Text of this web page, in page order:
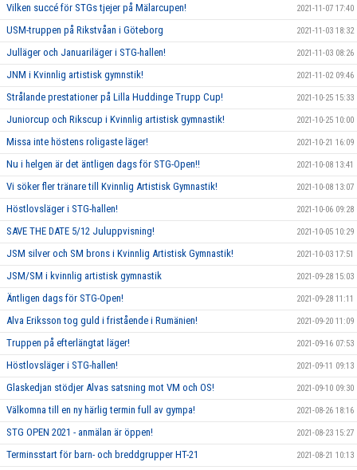
Vilken succé för STGs tjejer på Mälarcupen! 2021-11-07 17:40
USM-truppen på Rikstvåan i Göteborg 2021-11-03 18:32
Julläger och Januariläger i STG-hallen! 2021-11-03 08:26
JNM i Kvinnlig artistisk gymnstik! 2021-11-02 09:46
Strålande prestationer på Lilla Huddinge Trupp Cup! 2021-10-25 15:33
Juniorcup och Rikscup i Kvinnlig artistisk gymnastik! 2021-10-25 10:00
Missa inte höstens roligaste läger! 2021-10-21 16:09
Nu i helgen är det äntligen dags för STG-Open!! 2021-10-08 13:41
Vi söker fler tränare till Kvinnlig Artistisk Gymnastik! 2021-10-08 13:07
Höstlovsläger i STG-hallen! 2021-10-06 09:28
SAVE THE DATE 5/12 Juluppvisning! 2021-10-05 10:29
JSM silver och SM brons i Kvinnlig Artistisk Gymnastik! 2021-10-03 17:51
JSM/SM i kvinnlig artistisk gymnastik 2021-09-28 15:03
Äntligen dags för STG-Open! 2021-09-28 11:11
Alva Eriksson tog guld i fristående i Rumänien! 2021-09-20 11:09
Truppen på efterlängtat läger! 2021-09-16 07:53
Höstlovsläger i STG-hallen! 2021-09-11 09:13
Glaskedjan stödjer Alvas satsning mot VM och OS! 2021-09-10 09:30
Välkomna till en ny härlig termin full av gympa! 2021-08-26 18:16
STG OPEN 2021 - anmälan är öppen! 2021-08-23 15:27
Terminsstart för barn- och breddgrupper HT-21 2021-08-21 10:13